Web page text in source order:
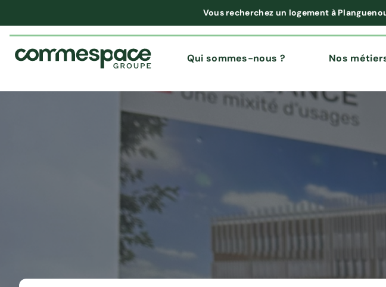
Vous recherchez un logement à
Qui sommes-nous ? Nos